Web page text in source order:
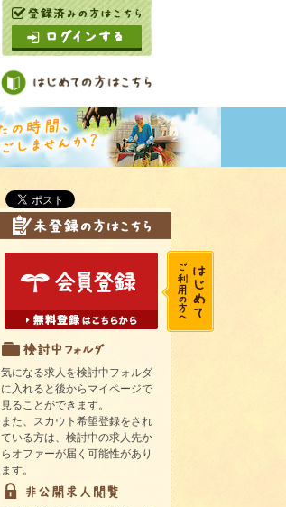
気になる求人を検討中フォルダ
に入れると後からマイページで
見ることができます。
また、スカウト希望登録をされ
ている方は、検討中の求人先か
らオファーが届く可能性があり
ます。